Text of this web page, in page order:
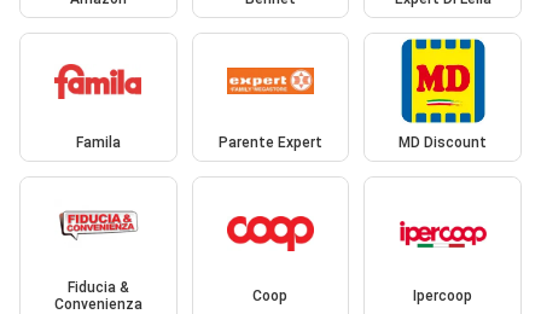
Famila Parente Expert MD Discount
Fiducia &
Convenienza
Coop Ipercoop